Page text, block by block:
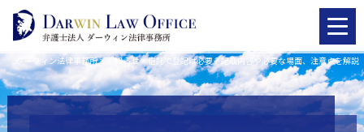
ダーウィン法律事務所>お知らせ>信託で登記は必要？記載内容や必要な場面、注意点を解説